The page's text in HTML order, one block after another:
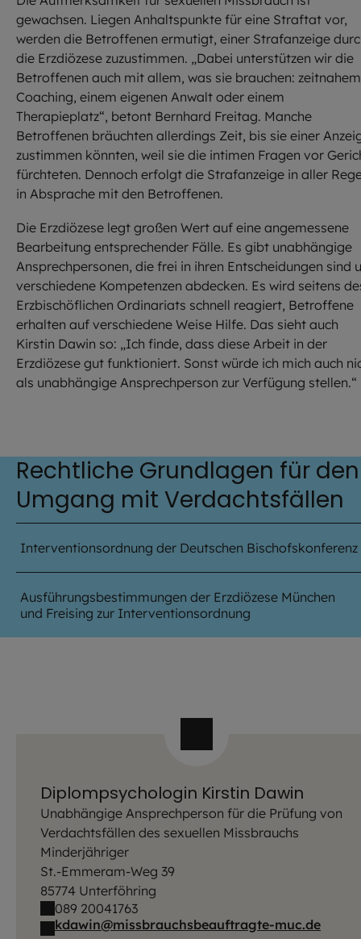
gewachsen. Liegen Anhaltspunkte für eine Straftat vor,
werden die Betroffenen ermutigt, einer Strafanzeige
die Erzdiözese zuzustimmen. „Dabei unterstützen wir die
Betroffenen auch mit allem, was sie brauchen: zeitnahem
Coaching, einem eigenen Anwalt oder einem
Therapieplatz“, betont Bernhard Freitag. Manche
Betroffenen bräuchten allerdings Zeit, bis sie einer
zustimmen könnten, weil sie die intimen Fragen vor
fürchteten. Dennoch erfolgt die Strafanzeige in aller
in Absprache mit den Betroffenen.
Die Erzdiözese legt großen Wert auf eine angemessene
Bearbeitung entsprechender Fälle. Es gibt unabhängige
Ansprechpersonen, die frei in ihren Entscheidungen sind
verschiedene Kompetenzen abdecken. Es wird seitens
Erzbischöflichen Ordinariats schnell reagiert, Betroffene
erhalten auf verschiedene Weise Hilfe. Das sieht auch
Kirstin Dawin so: „Ich finde, dass diese Arbeit in der
Erzdiözese gut funktioniert. Sonst würde ich mich auch
als unabhängige Ansprechperson zur Verfügung stellen.“
Rechtliche Grundlagen für den
Umgang mit Verdachtsfällen
Interventionsordnung der Deutschen Bischofskonferenz
Ausführungsbestimmungen der Erzdiözese München
und Freising zur Interventionsordnung
Diplompsychologin Kirstin Dawin
Unabhängige Ansprechperson für die Prüfung von
Verdachtsfällen des sexuellen Missbrauchs
Minderjähriger
St.-Emmeram-Weg 39
85774 Unterföhring
089 20041763
kdawin@missbrauchsbeauftragte-muc.de